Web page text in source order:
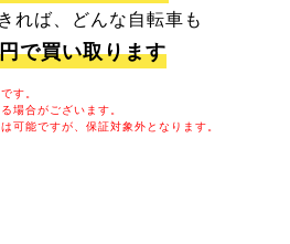
れば、どんな自転車も
で買い取ります
す。
場合がございます。
可能ですが、保証対象外となります。